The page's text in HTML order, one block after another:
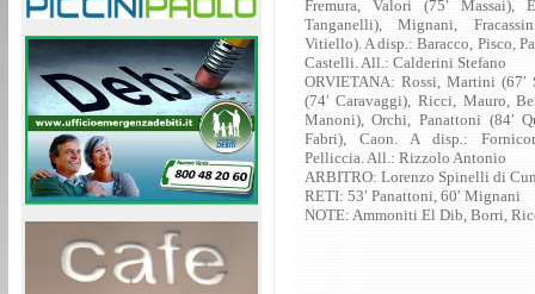
Fremura, Valori (75′ Massai),
Tanganelli), Mignani,
Vitiello). A disp.: Baracco, Pisco,
Castelli. All.: Calderini Stefano
ORVIETANA: Rossi, Martini (67′
(74′ Caravaggi), Ricci, Mauro,
Manoni), Orchi, Panattoni (84′
Fabri), Caon. A disp.:
Pelliccia. All.: Rizzolo Antonio
ARBITRO: Lorenzo Spinelli di
RETI: 53′ Panattoni, 60′ Mignani
NOTE: Ammoniti El Dib, Borri,